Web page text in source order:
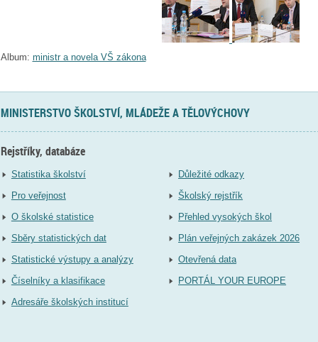
Album: ministr a novela VŠ zákona
MINISTERSTVO ŠKOLSTVÍ, MLÁDEŽE A TĚLOVÝCHOVY
Rejstříky, databáze
Statistika školství
Pro veřejnost
O školské statistice
Sběry statistických dat
Statistické výstupy a analýzy
Číselníky a klasifikace
Adresáře školských institucí
Důležité odkazy
Školský rejstřík
Přehled vysokých škol
Plán veřejných zakázek 2026
Otevřená data
PORTÁL YOUR EUROPE